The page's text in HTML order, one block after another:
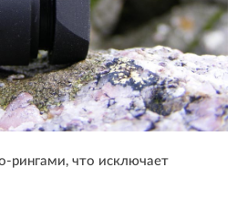
рингами, что исключает